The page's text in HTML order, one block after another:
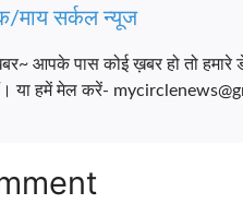
माय सर्कल न्यूज
आपके पास कोई ख़बर हो तो
हमें मेल करें-